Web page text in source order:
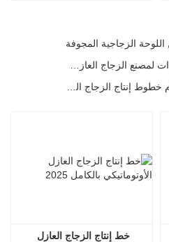
الزجاجية المجوفة
احتياطات استخدام خطوط إنتاج الزجاج العازل الأوتوماتيكية بالكامل في الصيف